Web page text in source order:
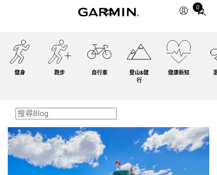
0
Total
健身 跑步 自行車
登山&健
行
健康新知